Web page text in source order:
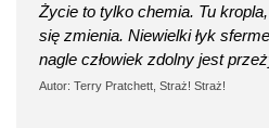
Życie to tylko chemia. Tu
się zmienia. Niewielki łyk
nagle człowiek zdolny jest
Autor: Terry Pratchett, Straż! Straż!